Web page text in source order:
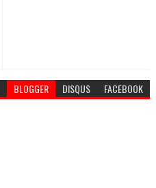
BLOGGER DISQUS FACEBOOK